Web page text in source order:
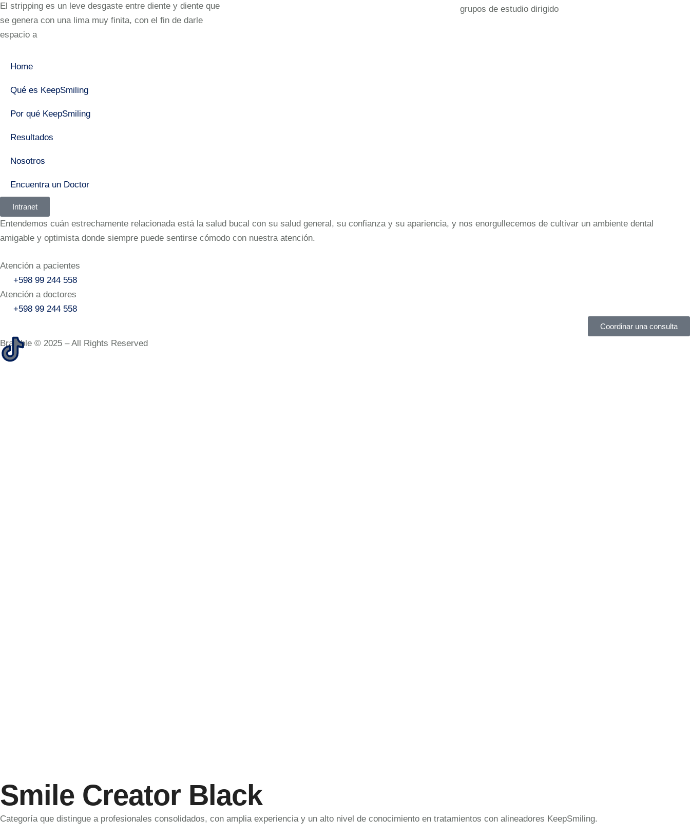
El stripping es un leve desgaste entre diente y diente que
se genera con una lima muy finita, con el fin de darle
espacio a
grupos de estudio dirigido
Home
Qué es KeepSmiling
Por qué KeepSmiling
Resultados
Nosotros
Encuentra un Doctor
Intranet
Entendemos cuán estrechamente relacionada está la salud bucal con su salud general, su confianza y su apariencia, y nos enorgullecemos de cultivar un ambiente dental
amigable y optimista donde siempre puede sentirse cómodo con nuestra atención.
Atención a pacientes
+598 99 244 558
Atención a doctores
+598 99 244 558‬‬
Coordinar una consulta
Bramble © 2025 – All Rights Reserved
Smile Creator Black
Categoría que distingue a profesionales consolidados, con amplia experiencia y un alto nivel de conocimiento en tratamientos con alineadores KeepSmiling.